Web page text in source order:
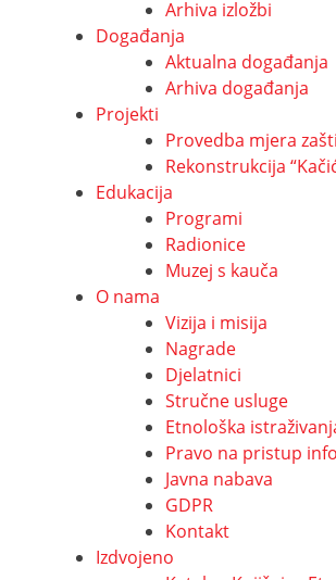
Arhiva izložbi
Događanja
Aktualna događanja
Arhiva događanja
Projekti
Provedba mjera
Rekonstrukcija
Edukacija
Programi
Radionice
Muzej s kauča
O nama
Vizija i misija
Nagrade
Djelatnici
Stručne usluge
Etnološka
Pravo na pristup
Javna nabava
GDPR
Kontakt
Izdvojeno